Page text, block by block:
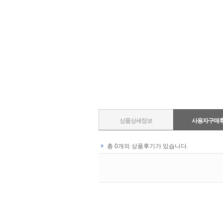
상품상세정보 사용자구매